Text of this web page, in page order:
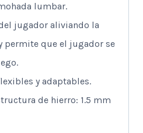
lumbar.
jugador aliviando la
permite que el jugador se
y adaptables.
de hierro: 1.5 mm